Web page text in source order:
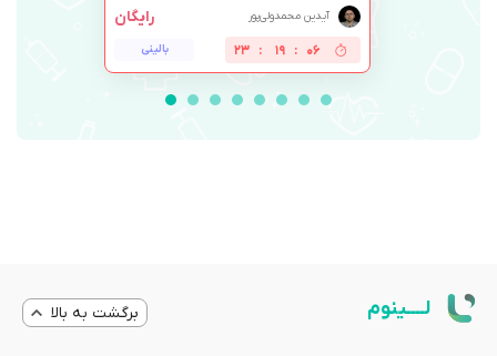
آیدین محمدولی‌پور رایگان
05
:
19
:
23 بالینی
لــــینوم برگشت به بالا